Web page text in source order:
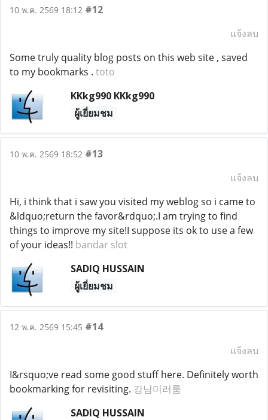
10 พ.ค. 2569 18:12 #12
แจ้งลบ
Some truly quality blog posts on this web site , saved
to my bookmarks . toto
KKkg990 KKkg990
ผู้เยี่ยมชม
10 พ.ค. 2569 18:52 #13
แจ้งลบ
Hi, i think that i saw you visited my weblog so i came to
&ldquo;return the favor&rdquo;.I am trying to find
things to improve my site!I suppose its ok to use a few
of your ideas!! bandar slot
SADIQ HUSSAIN
ผู้เยี่ยมชม
12 พ.ค. 2569 15:45 #14
แจ้งลบ
I&rsquo;ve read some good stuff here. Definitely worth
bookmarking for revisiting. 강남미러룸
SADIQ HUSSAIN